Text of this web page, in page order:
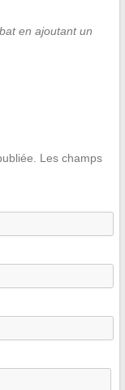
en ajoutant un
Les champs